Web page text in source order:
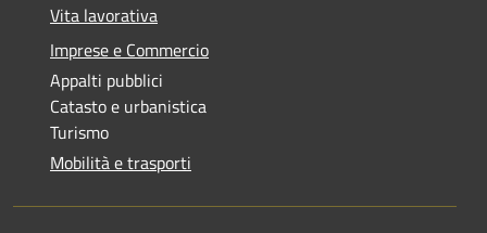
Vita lavorativa
Imprese e Commercio
Appalti pubblici
Catasto e urbanistica
Turismo
Mobilità e trasporti